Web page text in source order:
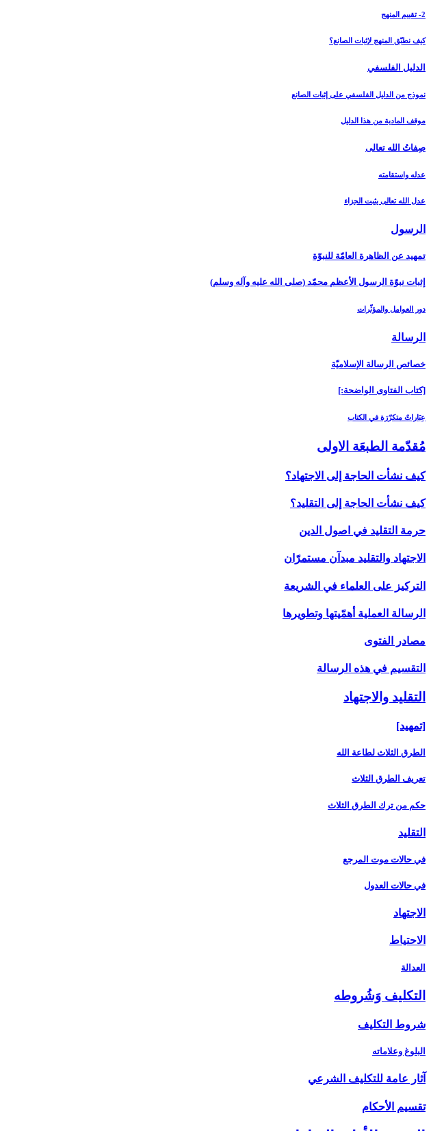
2- تقييم المنهج
كيف نطبّق المنهج لإثبات الصانع؟
الدليل الفلسفي‏
نموذج من الدليل الفلسفي على إثبات الصانع
موقف المادية من هذا الدليل
صِفاتُ الله تعالى‏
عدله واستقامته
عدل الله تعالى يثبت الجزاء
الرسول‏
تمهيد عن الظاهرة العامّة للنبوّة
إثبات نبوّة الرسول الأعظم محمّد (صلى الله عليه وآله وسلم)
دور العوامل والمؤثّرات
الرسالة
خصائص الرسالة الإسلاميّة
[كتاب الفتاوى الواضحة:]
عِبَاراتٌ متكرّرَة في الكتاب
مُقدّمة الطبعَة الاولى‏
كيف نشأت الحاجة إلى الاجتهاد؟
كيف نشأت الحاجة إلى التقليد؟
حرمة التقليد في اصول الدين
الاجتهاد والتقليد مبدآن مستمرّان
التركيز على العلماء في الشريعة
الرسالة العملية أهمّيتها وتطويرها
مصادر الفتوى
التقسيم في هذه الرسالة
التقليد والاجتهاد
[تمهيد]
الطرق الثلاث لطاعة الله
تعريف الطرق الثلاث
حكم من ترك الطرق الثلاث
التقليد
في حالات موت المرجع
في حالات العدول
الاجتهاد
الاحتياط
العدالة
التكليف وَشُروطه‏
شروط التكليف‏
البلوغ وعلاماته
آثار عامة للتكليف الشرعي‏
تقسيم الأحكام‏